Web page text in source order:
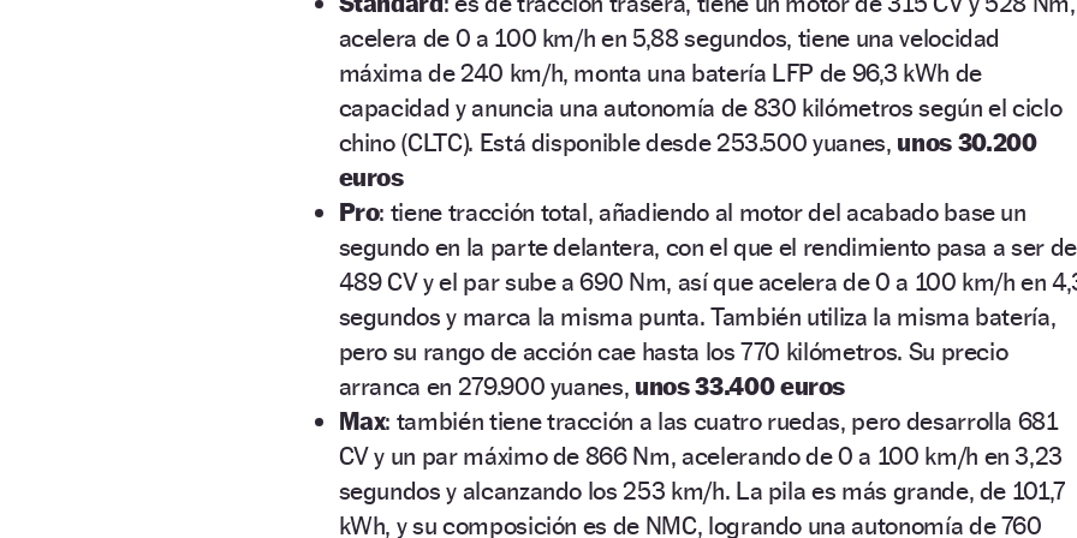
acelera de 0 a 100 km/h en 5,88 segundos, tiene una velocidad
máxima de 240 km/h, monta una batería LFP de 96,3 kWh de
capacidad y anuncia una autonomía de 830 kilómetros según el ciclo
chino (CLTC). Está disponible desde 253.500 yuanes, unos 30.200
euros
Pro: tiene tracción total, añadiendo al motor del acabado base un
segundo en la parte delantera, con el que el rendimiento pasa a ser de
489 CV y el par sube a 690 Nm, así que acelera de 0 a 100 km/h en
segundos y marca la misma punta. También utiliza la misma batería,
pero su rango de acción cae hasta los 770 kilómetros. Su precio
arranca en 279.900 yuanes, unos 33.400 euros
Max: también tiene tracción a las cuatro ruedas, pero desarrolla 681
CV y un par máximo de 866 Nm, acelerando de 0 a 100 km/h en 3,23
segundos y alcanzando los 253 km/h. La pila es más grande, de 101,7
kWh, y su composición es de NMC, logrando una autonomía de 760